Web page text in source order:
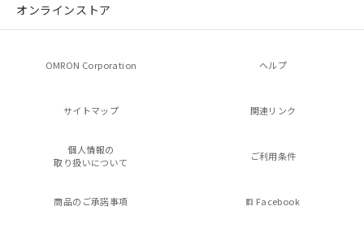
オンラインストア
OMRON Corporation ヘルプ
サイトマップ 関連リンク
個人情報の
取り扱いについて
ご利用条件
商品のご承諾事項 Facebook